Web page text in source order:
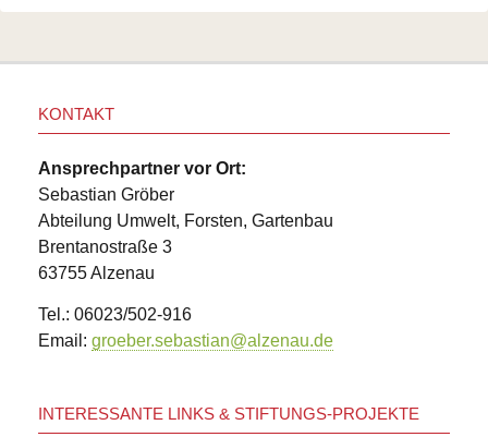
KONTAKT
Ansprechpartner vor Ort:
Sebastian Gröber
Abteilung Umwelt, Forsten, Gartenbau
Brentanostraße 3
63755 Alzenau
Tel.: 06023/502-916
Email: groeber.sebastian@alzenau.de
INTERESSANTE LINKS & STIFTUNGS-PROJEKTE